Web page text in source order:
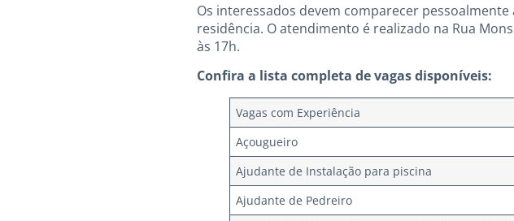
Os interessados devem comparecer
residência. O atendimento é realizado na Rua
às 17h.
Confira a lista completa de vagas disponíveis:
Vagas com Experiência
Açougueiro
Ajudante de Instalação para piscina
Ajudante de Pedreiro